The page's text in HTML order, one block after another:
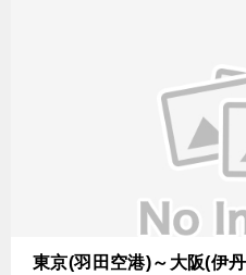
東京(羽田空港)～大阪(伊